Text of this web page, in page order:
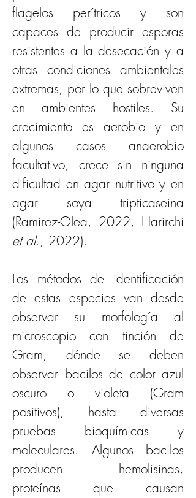
flagelos perítricos y son
capaces de producir esporas
resistentes a la desecación y a
otras condiciones ambientales
extremas, por lo que sobreviven
en ambientes hostiles. Su
crecimiento es aerobio y en
algunos casos anaerobio
facultativo, crece sin ninguna
dificultad en agar nutritivo y en
agar soya tripticaseina
et al., 2022).
Los métodos de identificación
de estas especies van desde
observar su morfología al
microscopio con tinción de
Gram, dónde se deben
observar bacilos de color azul
oscuro o violeta (Gram
positivos), hasta diversas
pruebas bioquímicas y
moleculares. Algunos bacilos
producen hemolisinas,
proteínas que causan